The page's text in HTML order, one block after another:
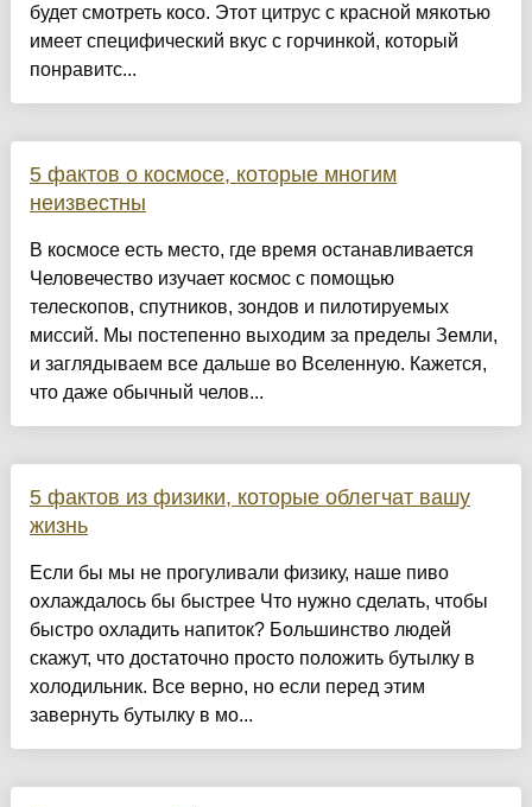
будет смотреть косо. Этот цитрус с красной мякотью
имеет специфический вкус с горчинкой, который
понравитс...
5 фактов о космосе, которые многим
неизвестны
В космосе есть место, где время останавливается
Человечество изучает космос с помощью
телескопов, спутников, зондов и пилотируемых
миссий. Мы постепенно выходим за пределы Земли,
и заглядываем все дальше во Вселенную. Кажется,
что даже обычный челов...
5 фактов из физики, которые облегчат вашу
жизнь
Если бы мы не прогуливали физику, наше пиво
охлаждалось бы быстрее Что нужно сделать, чтобы
быстро охладить напиток? Большинство людей
скажут, что достаточно просто положить бутылку в
холодильник. Все верно, но если перед этим
завернуть бутылку в мо...